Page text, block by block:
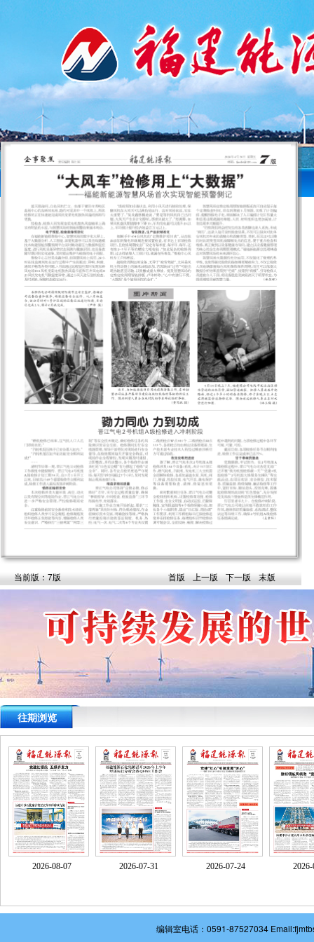
当前版：7版 首版 上一版 下一版 末版
往期浏览
2026-08-07 2026-07-31 2026-07-24
编辑室电话：0591-87527034